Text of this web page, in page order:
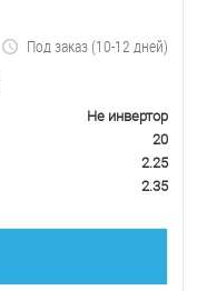
Под заказ (10-12 дней)
Не инвертор
20
2.25
2.35